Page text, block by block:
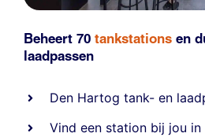
Beheert 70 tankstations en
laadpassen
Den Hartog tank- en
Vind een station bij jou